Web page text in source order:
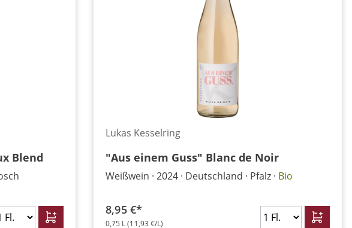
Blend
Lukas Kesselring
"Aus einem Guss" Blanc de Noir
Weißwein 2024 Deutschland Pfalz Bio
8,95 €*
0,75 L(11,93 €/L)